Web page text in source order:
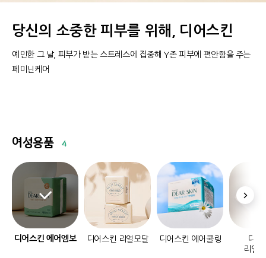
당신의 소중한 피부를 위해, 디어스킨
예민한 그 날, 피부가 받는 스트레스에 집중해 Y존 피부에 편안함을 주는
페미닌케어
여성용품 4
디어스킨 에어엠보 디어스킨 리얼모달 디어스킨 에어쿨링
디어
리얼